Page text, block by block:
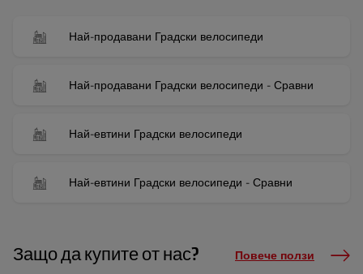
Най-продавани Градски велосипеди
Най-продавани Градски велосипеди - Сравни
Най-евтини Градски велосипеди
Най-евтини Градски велосипеди - Сравни
Защо да купите от нас? Повече ползи